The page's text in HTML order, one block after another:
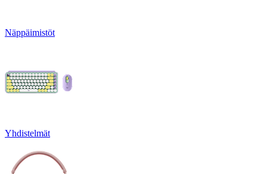
Näppäimistöt
Yhdistelmät